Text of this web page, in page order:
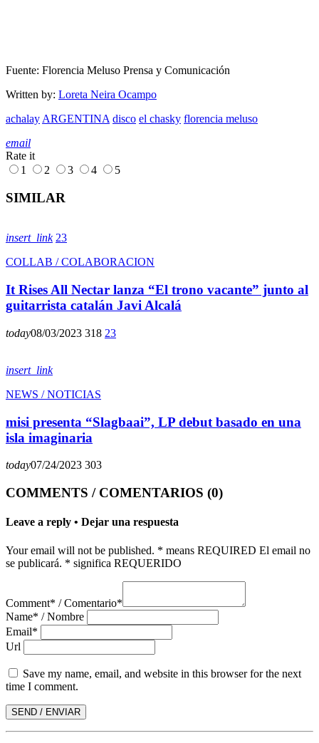
Fuente: Florencia Meluso Prensa y Comunicación
Written by: Loreta Neira Ocampo
achalay ARGENTINA disco el chasky florencia meluso
email
Rate it
1
2 3 4 5
SIMILAR
insert_link 23
COLLAB / COLABORACION
It Rises All Nectar lanza “El trono vacante” junto al
guitarrista catalán Javi Alcalá
today08/03/2023 318 23
insert_link
NEWS / NOTICIAS
misi presenta “Slagbaai”, LP debut basado en una
isla imaginaria
today07/24/2023 303
COMMENTS / COMENTARIOS (0)
Leave a reply • Dejar una respuesta
Your email will not be published. * means REQUIRED El email no
se publicará. * significa REQUERIDO
Comment* / Comentario*
Name* / Nombre
Email*
Url
Save my name, email, and website in this browser for the next
time I comment.